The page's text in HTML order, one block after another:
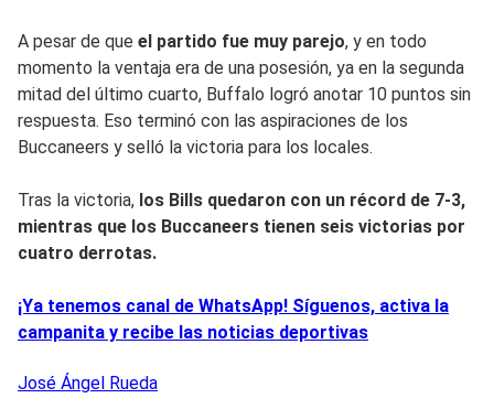
A pesar de que el partido fue muy parejo, y en todo
momento la ventaja era de una posesión, ya en la segunda
mitad del último cuarto, Buffalo logró anotar 10 puntos sin
respuesta. Eso terminó con las aspiraciones de los
Buccaneers y selló la victoria para los locales.
Tras la victoria, los Bills quedaron con un récord de 7-3,
mientras que los Buccaneers tienen seis victorias por
cuatro derrotas.
¡Ya tenemos canal de WhatsApp! Síguenos, activa la
campanita y recibe las noticias deportivas
José Ángel Rueda